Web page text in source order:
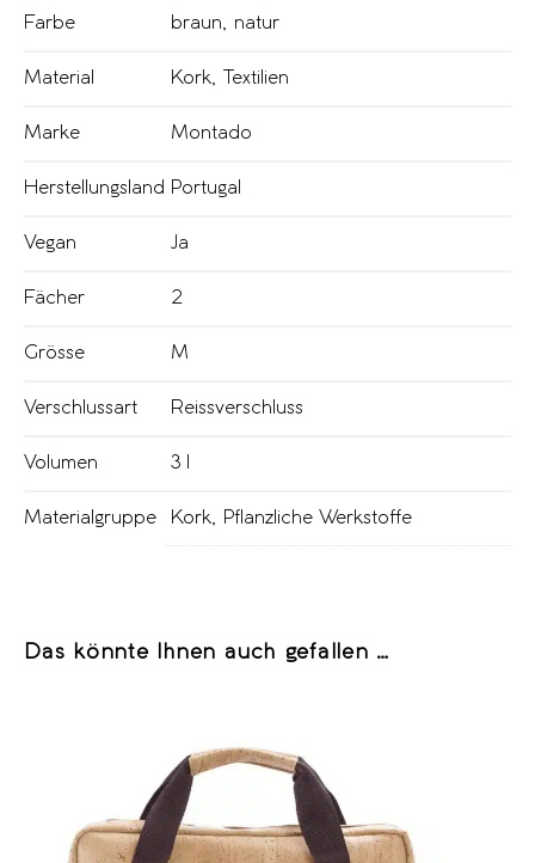
Farbe braun, natur
Material Kork, Textilien
Marke Montado
Herstellungsland Portugal
Vegan Ja
Fächer 2
Grösse M
Verschlussart Reissverschluss
Volumen 3 l
Materialgruppe Kork, Pflanzliche Werkstoffe
Das könnte Ihnen auch gefallen …